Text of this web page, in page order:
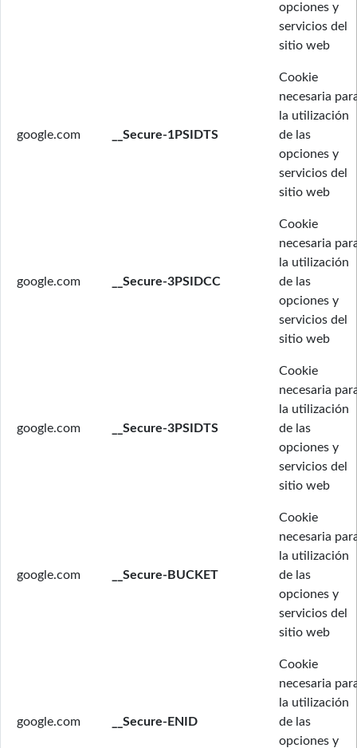
opciones y
servicios del
sitio web
google.com __Secure-1PSIDTS
Cookie
necesaria
la utilización
de las
opciones y
servicios del
sitio web
google.com __Secure-3PSIDCC
Cookie
necesaria
la utilización
de las
opciones y
servicios del
sitio web
google.com __Secure-3PSIDTS
Cookie
necesaria
la utilización
de las
opciones y
servicios del
sitio web
google.com __Secure-BUCKET
Cookie
necesaria
la utilización
de las
opciones y
servicios del
sitio web
google.com __Secure-ENID
Cookie
necesaria
la utilización
de las
opciones y